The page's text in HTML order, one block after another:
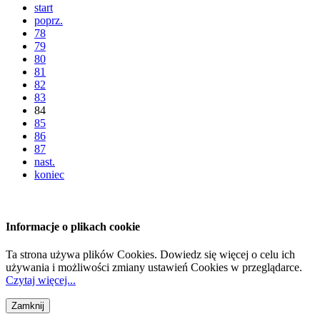
start
poprz.
78
79
80
81
82
83
84
85
86
87
nast.
koniec
Informacje o plikach cookie
Ta strona używa plików Cookies. Dowiedz się więcej o celu ich
używania i możliwości zmiany ustawień Cookies w przeglądarce.
Czytaj więcej...